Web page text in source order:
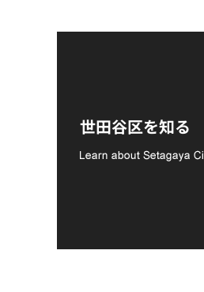
世田谷区を知る
支援金の募集につい
て